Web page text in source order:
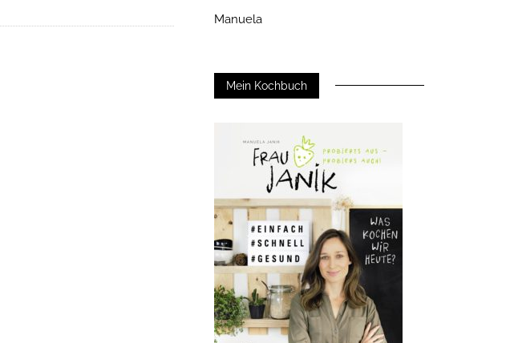
Manuela
Mein Kochbuch